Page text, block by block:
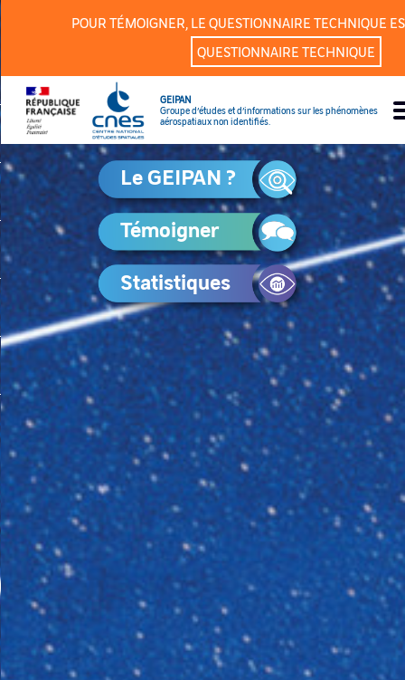
Panneau de gestion des cookies
POUR TÉMOIGNER, LE QUESTIONNAIRE TECHNIQUE
QUESTIONNAIRE TECHNIQUE
GEIPAN
Groupe d’études et d’informations sur les phénomènes
aérospatiaux non identifiés.
Le GEIPAN ?
Témoigner
Statistiques